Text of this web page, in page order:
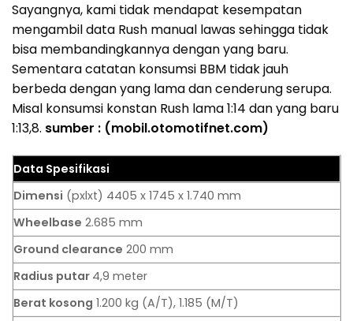
Sayangnya, kami tidak mendapat kesempatan
mengambil data Rush manual lawas sehingga tidak
bisa membandingkannya dengan yang baru.
Sementara catatan konsumsi BBM tidak jauh
berbeda dengan yang lama dan cenderung serupa.
Misal konsumsi konstan Rush lama 1:14 dan yang baru
1:13,8. sumber : (mobil.otomotifnet.com)
Data Spesifikasi
Dimensi (pxlxt) 4405 x 1745 x 1.740 mm
Wheelbase 2.685 mm
Ground clearance 200 mm
Radius putar 4,9 meter
Berat kosong 1.200 kg (A/T), 1.185 (M/T)